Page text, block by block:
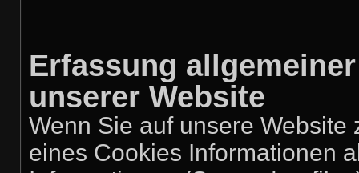
Erfassung
unserer Website
Wenn Sie auf unsere
eines Cookies Informationen